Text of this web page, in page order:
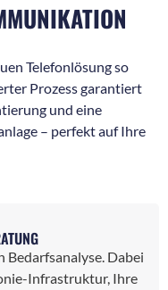
Telefonlösung so
Prozess garantiert
und eine
– perfekt auf Ihre
Dabei
Infrastruktur, Ihre